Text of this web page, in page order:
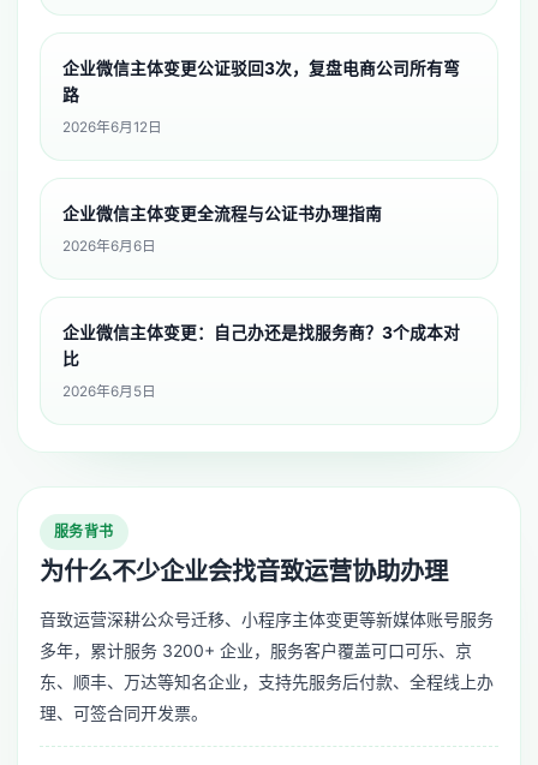
企业微信主体变更公证驳回3次，复盘电商公司所有弯
路
2026年6月12日
企业微信主体变更全流程与公证书办理指南
2026年6月6日
企业微信主体变更：自己办还是找服务商？3个成本对
比
2026年6月5日
服务背书
为什么不少企业会找音致运营协助办理
音致运营深耕公众号迁移、小程序主体变更等新媒体账号服务
多年，累计服务 3200+ 企业，服务客户覆盖可口可乐、京
东、顺丰、万达等知名企业，支持先服务后付款、全程线上办
理、可签合同开发票。